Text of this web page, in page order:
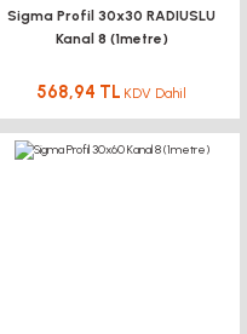
Sigma Profil 30x30 RADIUSLU
Kanal 8 (1metre)
568,94 TL KDV Dahil